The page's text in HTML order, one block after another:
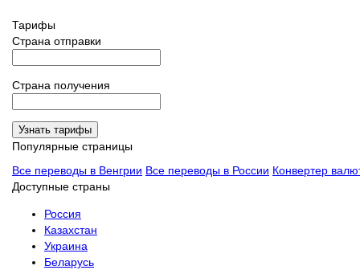
Тарифы
Страна отправки
Страна получения
Узнать тарифы
Популярные страницы
Все переводы в Венгрии Все переводы в России Конвертер
Доступные страны
Россия
Казахстан
Украина
Беларусь